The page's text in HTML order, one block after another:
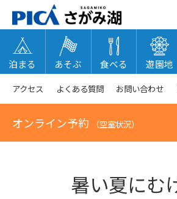
泊まる あそぶ 食べる 遊園地
アクセス よくある質問 お問い合わせ
オンライン予約 （空室状況）
暑い夏にむ